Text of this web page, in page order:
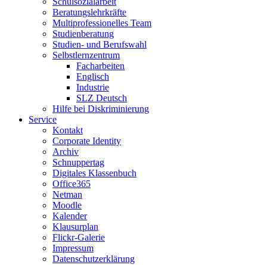
Beratungslehrkräfte
Multiprofessionelles Team
Studienberatung
Studien- und Berufswahl
Selbstlernzentrum
Facharbeiten
Englisch
Industrie
SLZ Deutsch
Hilfe bei Diskriminierung
Service
Kontakt
Corporate Identity
Archiv
Schnuppertag
Digitales Klassenbuch
Office365
Netman
Moodle
Kalender
Klausurplan
Flickr-Galerie
Impressum
Datenschutzerklärung